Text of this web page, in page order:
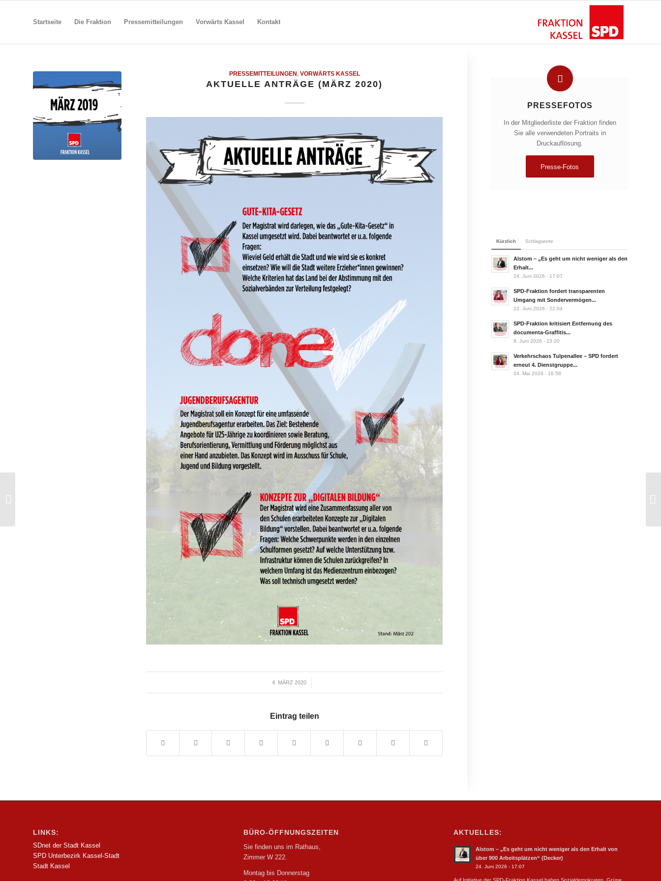
Startseite Die Fraktion Pressemitteilungen Vorwärts Kassel Kontakt
PRESSEMITTEILUNGEN, VORWÄRTS KASSEL
AKTUELLE ANTRÄGE (MÄRZ 2020)
4. MÄRZ 2020
/
Eintrag teilen
PRESSEFOTOS
In der Mitgliederliste der Fraktion finden
Sie alle verwendeten Portraits in
Druckauflösung.
Presse-Fotos
Kürzlich Schlagworte
Alstom – „Es geht um nicht weniger als den
Erhalt...
24. Juni 2026 - 17:07
SPD-Fraktion fordert transparenten
Umgang mit Sondervermögen...
22. Juni 2026 - 22:04
SPD-Fraktion kritisiert Entfernung des
documenta-Graffitis...
8. Juni 2026 - 23:20
Verkehrschaos Tulpenallee – SPD fordert
erneut 4. Dienstgruppe...
24. Mai 2026 - 16:58
LINKS:
SDnet der Stadt Kassel
SPD Unterbezirk Kassel-Stadt
Stadt Kassel
BÜRO-ÖFFNUNGSZEITEN
Sie finden uns im Rathaus,
Zimmer W 222.
Montag bis Donnerstag
AKTUELLES:
Alstom – „Es geht um nicht weniger als den Erhalt von
über 900 Arbeitsplätzen“ (Decker)
24. Juni 2026 - 17:07